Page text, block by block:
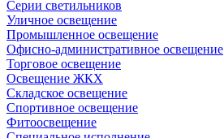
Серии светильников
Уличное освещение
Промышленное освещение
Офисно-административное освещение
Торговое освещение
Освещение ЖКХ
Складское освещение
Спортивное освещение
Фитоосвещение